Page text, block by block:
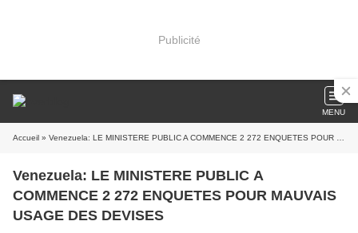
Publicité
MENU
Accueil » Venezuela: LE MINISTERE PUBLIC A COMMENCE 2 272 ENQUETES POUR MAUVAIS USAGE DES DEVISES
Venezuela: LE MINISTERE PUBLIC A
COMMENCE 2 272 ENQUETES POUR MAUVAIS
USAGE DES DEVISES